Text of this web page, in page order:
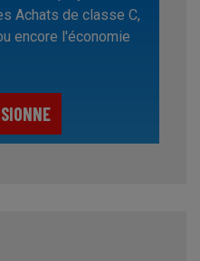
Achats de classe C,
encore l'économie